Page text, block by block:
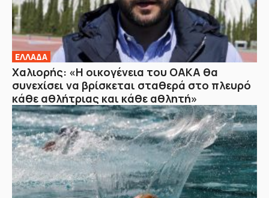
ΕΛΛΑΔΑ
Χαλιορής: «Η οικογένεια του ΟΑΚΑ θα
συνεχίσει να βρίσκεται σταθερά στο πλευρό
κάθε αθλήτριας και κάθε αθλητή»